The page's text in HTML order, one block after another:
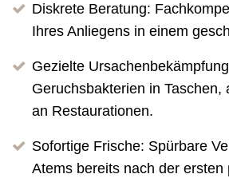
Diskrete Beratung:
Ihres Anliegens in einem
Gezielte
Geruchsbakterien in Taschen,
an Restaurationen.
Sofortige Frische: Spürbare
Atems bereits nach der ersten